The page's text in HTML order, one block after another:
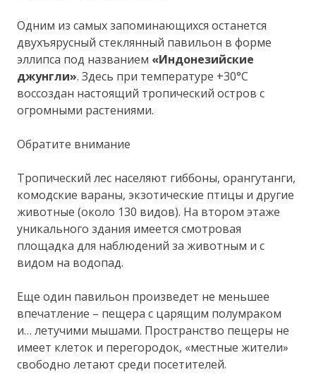
Одним из самых запоминающихся останется
двухъярусный стеклянный павильон в форме
эллипса под названием «Индонезийские
джунгли». Здесь при температуре +30°С
воссоздан настоящий тропический остров с
огромными растениями.
Обратите внимание
Тропический лес населяют гиббоны, орангутанги,
комодские вараны, экзотические птицы и другие
животные (около 130 видов). На втором этаже
уникального здания имеется смотровая
площадка для наблюдений за животным и с
видом на водопад.
Еще один павильон произведет не меньшее
впечатление – пещера с царящим полумраком
и… летучими мышами. Пространство пещеры не
имеет клеток и перегородок, «местные жители»
свободно летают среди посетителей.